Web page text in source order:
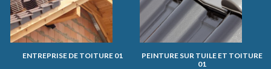
ENTREPRISE DE TOITURE 01
PEINTURE SUR TUILE ET TOITURE
01